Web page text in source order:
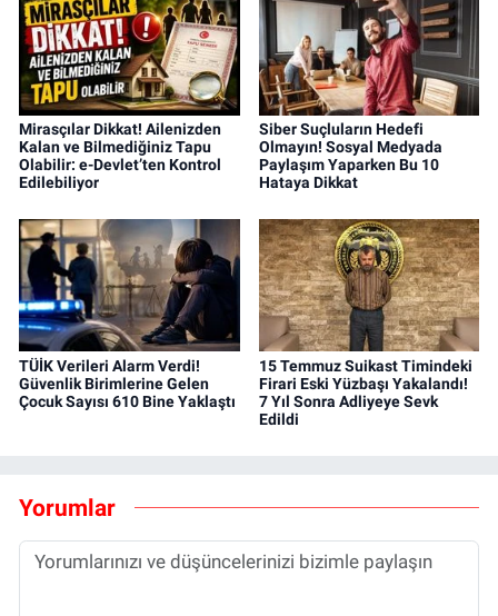
Mirasçılar Dikkat! Ailenizden
Kalan ve Bilmediğiniz Tapu
Olabilir: e-Devlet’ten Kontrol
Edilebiliyor
Siber Suçluların Hedefi
Olmayın! Sosyal Medyada
Paylaşım Yaparken Bu 10
Hataya Dikkat
TÜİK Verileri Alarm Verdi!
Güvenlik Birimlerine Gelen
Çocuk Sayısı 610 Bine Yaklaştı
15 Temmuz Suikast Timindeki
Firari Eski Yüzbaşı Yakalandı!
7 Yıl Sonra Adliyeye Sevk
Edildi
Yorumlar